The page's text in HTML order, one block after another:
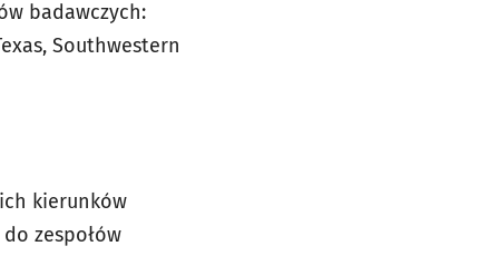
badawczych:
Southwestern
kierunków
zespołów